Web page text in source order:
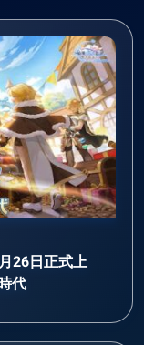
26日正式上
代